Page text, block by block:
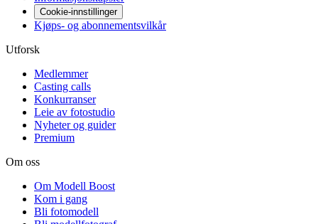
Cookie-innstillinger
Kjøps- og abonnementsvilkår
Utforsk
Medlemmer
Casting calls
Konkurranser
Leie av fotostudio
Nyheter og guider
Premium
Om oss
Om Modell Boost
Kom i gang
Bli fotomodell